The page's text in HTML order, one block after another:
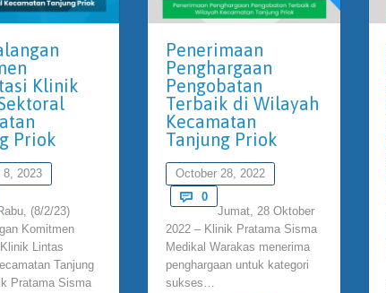
Klinik
Priok
8, 2023
(8/2/23)
Komitmen
Lintas
Tanjung
Pratama Sisma
Penerimaan
Penghargaan
Pengobatan
Terbaik di Wilayah
Kecamatan
Tanjung Priok
October 28, 2022

0Comments
Jumat, 28 Oktober
2022 – Klinik Pratama Sisma
Medikal Warakas menerima
penghargaan untuk kategori
sukses…